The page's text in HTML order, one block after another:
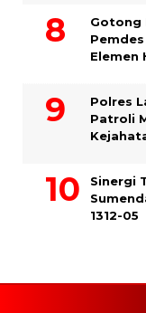
Gotong
Elemen
Polres
Patroli
Sinergi
1312-05